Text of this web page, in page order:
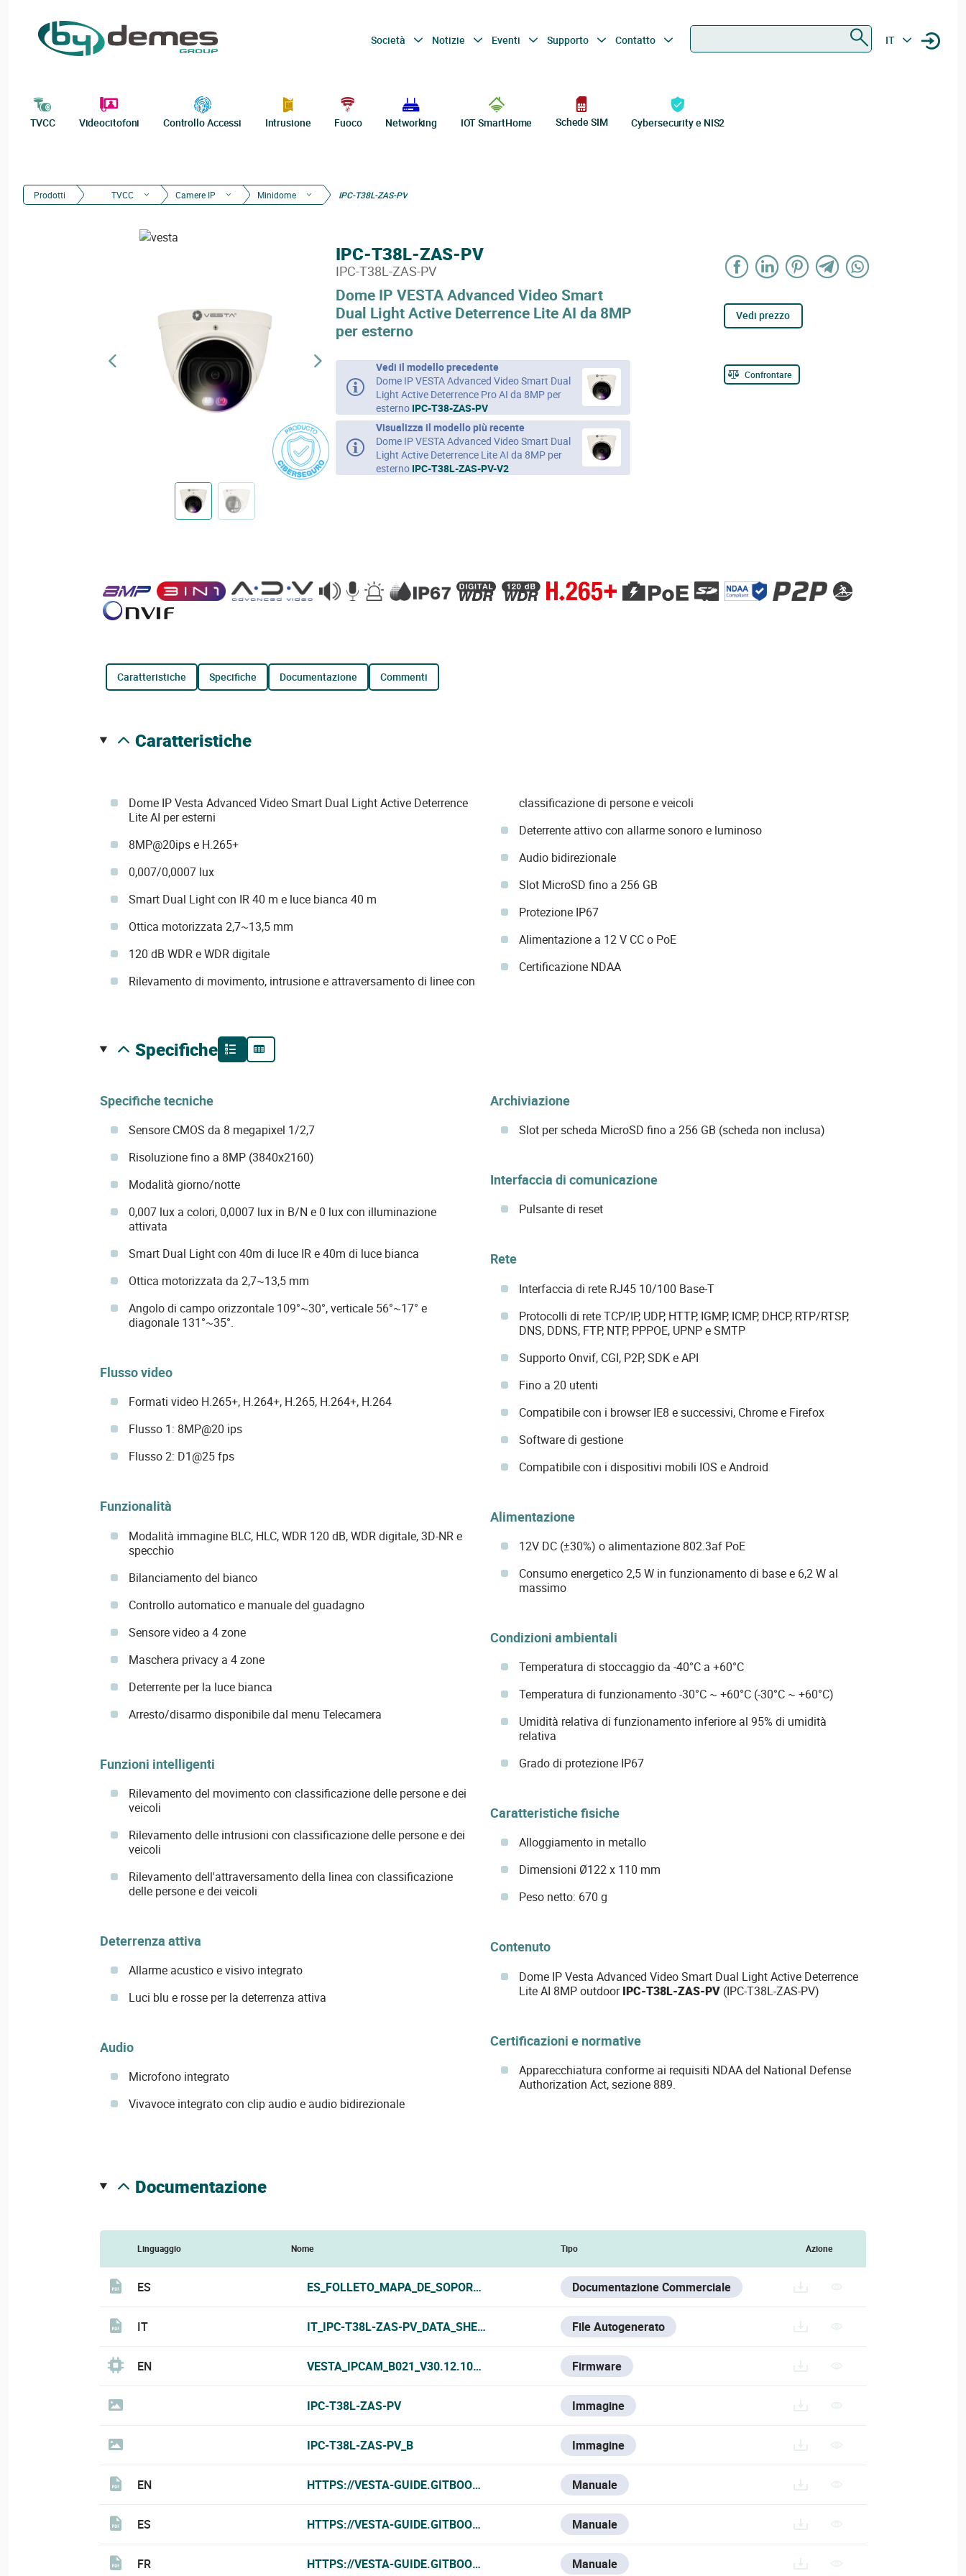
Società Notizie Eventi Supporto Contatto IT
TVCC Videocitofoni Controllo Accessi Intrusione Fuoco Networking IOT SmartHome Schede SIM Cybersecurity e NIS2
Prodotti TVCC Camere IP Minidome IPC-T38L-ZAS-PV
Dome IP VESTA Advanced Video Smart
Dual Light Active Deterrence Lite AI da 8MP
per esterno
IPC-T38L-ZAS-PV
IPC-T38L-ZAS-PV
Vedi il modello precedente
Dome IP VESTA Advanced Video Smart Dual
Light Active Deterrence Pro AI da 8MP per
esterno IPC-T38-ZAS-PV
Visualizza il modello più recente
Dome IP VESTA Advanced Video Smart Dual
Light Active Deterrence Lite AI da 8MP per
esterno IPC-T38L-ZAS-PV-V2
Vedi prezzo
Confrontare
caratteristiche specifiche documentazione commenti
caratteristiche
Dome IP Vesta Advanced Video Smart Dual Light Active Deterrence
Lite AI per esterni
8MP@20ips e H.265+
0,007/0,0007 lux
Smart Dual Light con IR 40 m e luce bianca 40 m
Ottica motorizzata 2,7~13,5 mm
120 dB WDR e WDR digitale
Rilevamento di movimento, intrusione e attraversamento di linee con
classificazione di persone e veicoli
Deterrente attivo con allarme sonoro e luminoso
Audio bidirezionale
Slot MicroSD fino a 256 GB
Protezione IP67
Alimentazione a 12 V CC o PoE
Certificazione NDAA
specifiche
Specifiche tecniche
Sensore CMOS da 8 megapixel 1/2,7
Risoluzione fino a 8MP (3840x2160)
Modalità giorno/notte
0,007 lux a colori, 0,0007 lux in B/N e 0 lux con illuminazione
attivata
Smart Dual Light con 40m di luce IR e 40m di luce bianca
Ottica motorizzata da 2,7~13,5 mm
Angolo di campo orizzontale 109°~30°, verticale 56°~17° e
diagonale 131°~35°.
Flusso video
Formati video H.265+, H.264+, H.265, H.264+, H.264
Flusso 1: 8MP@20 ips
Flusso 2: D1@25 fps
Funzionalità
Modalità immagine BLC, HLC, WDR 120 dB, WDR digitale, 3D-NR e
specchio
Bilanciamento del bianco
Controllo automatico e manuale del guadagno
Sensore video a 4 zone
Maschera privacy a 4 zone
Deterrente per la luce bianca
Arresto/disarmo disponibile dal menu Telecamera
Funzioni intelligenti
Rilevamento del movimento con classificazione delle persone e dei
veicoli
Rilevamento delle intrusioni con classificazione delle persone e dei
veicoli
Rilevamento dell'attraversamento della linea con classificazione
delle persone e dei veicoli
Deterrenza attiva
Allarme acustico e visivo integrato
Luci blu e rosse per la deterrenza attiva
Audio
Microfono integrato
Vivavoce integrato con clip audio e audio bidirezionale
Archiviazione
Slot per scheda MicroSD fino a 256 GB (scheda non inclusa)
Interfaccia di comunicazione
Pulsante di reset
Rete
Interfaccia di rete RJ45 10/100 Base-T
Protocolli di rete TCP/IP, UDP, HTTP, IGMP, ICMP, DHCP, RTP/RTSP,
DNS, DDNS, FTP, NTP, PPPOE, UPNP e SMTP
Supporto Onvif, CGI, P2P, SDK e API
Fino a 20 utenti
Compatibile con i browser IE8 e successivi, Chrome e Firefox
Software di gestione
Compatibile con i dispositivi mobili IOS e Android
Alimentazione
12V DC (±30%) o alimentazione 802.3af PoE
Consumo energetico 2,5 W in funzionamento di base e 6,2 W al
massimo
Condizioni ambientali
Temperatura di stoccaggio da -40°C a +60°C
Temperatura di funzionamento -30°C ~ +60°C (-30°C ~ +60°C)
Umidità relativa di funzionamento inferiore al 95% di umidità
relativa
Grado di protezione IP67
Caratteristiche fisiche
Alloggiamento in metallo
Dimensioni Ø122 x 110 mm
Peso netto: 670 g
Contenuto
Dome IP Vesta Advanced Video Smart Dual Light Active Deterrence
Lite AI 8MP outdoorIPC-T38L-ZAS-PV(IPC-T38L-ZAS-PV)
Certificazioni e normative
Apparecchiatura conforme ai requisiti NDAA del National Defense
Authorization Act, sezione 889.
documentazione
Linguaggio Nome Tipo Azione
ES ES_FOLLETO_MAPA_DE_SOPORTES_VESTA_2026.PDFDocumentazione Commerciale
IT IT_IPC-T38L-ZAS-PV_DATA_SHEET.PDF File Autogenerato
EN VESTA_IPCAM_B021_V30.12.10220120500.2.1.003.R.2025-08-27.BIN
Firmware
IPC-T38L-ZAS-PV Immagine
IPC-T38L-ZAS-PV_B Immagine
EN HTTPS://VESTA-GUIDE.GITBOOK.IO/VESTA-KNOWLEDGE-BASE/IPC-T38L-ZAS-PV
Manuale
ES HTTPS://VESTA-GUIDE.GITBOOK.IO/VESTA-KNOWLEDGE-BASE/V/ESPANOL/IPC-T38L-ZAS-PV_ES
Manuale
FR HTTPS://VESTA-GUIDE.GITBOOK.IO/VESTA-KNOWLEDGE-BASE/V/FRANCE-1/IPC-T38L-ZAS-PV_FR
Manuale